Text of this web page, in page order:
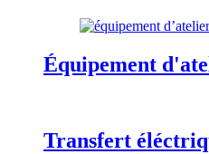
Équipement
Transfert